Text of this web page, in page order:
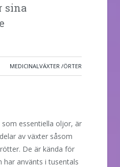
sina
MEDICINALVÄXTER /ÖRTER
essentiella oljor, är
av växter såsom
De är kända för
har använts i tusentals